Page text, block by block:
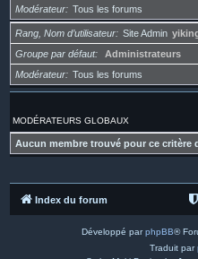
Modérateur
Tous les forums
Rang, Nom d’utilisateur Site Admin
Groupe par défaut
Administrateurs
Modérateur
Tous les forums
MODÉRATEURS GLOBAUX
Aucun membre trouvé pour ce critère
Index du forum
Développé parphpBB®
Traduit par